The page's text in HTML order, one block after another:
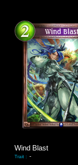
Wind Blast
Trait : -